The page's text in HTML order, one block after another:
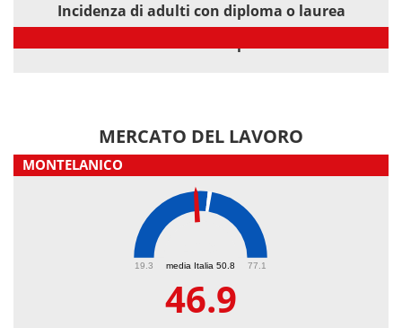
Incidenza di adulti con diploma o laurea
MERCATO DEL LAVORO
MONTELANICO
media Italia 50.8
19.3 77.1
46.9